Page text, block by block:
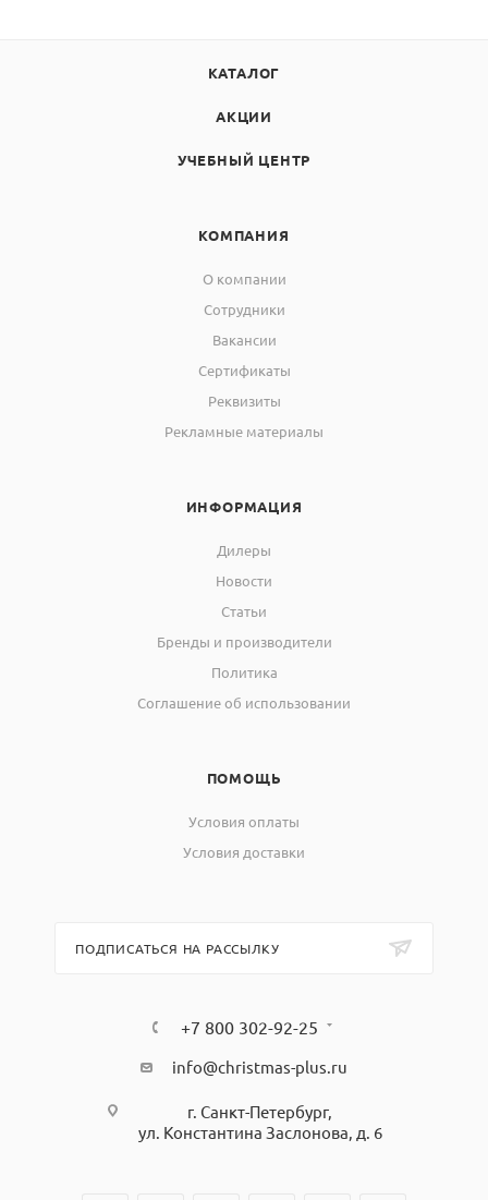
вызванного нелинейностью
фотоприемной системы (по
максимальному сигналу), %,
30
Время непрерывной работы
анализатора, ч, не менее
Габаритные размеры, мм, не
530х450х380
Масса, кг, не более 32
Потребляемая мощность,
110
Средняя наработка на отказ,
Средний срок службы
атмосферное давление, кПа
при температуре 25 °С %, не
80
КАТАЛОГ
АКЦИИ
УЧЕБНЫЙ ЦЕНТР
КОМПАНИЯ
О компании
Сотрудники
Вакансии
Сертификаты
Реквизиты
Рекламные материалы
ИНФОРМАЦИЯ
Дилеры
Новости
Статьи
Бренды и производители
Политика
Соглашение об использовании
ПОМОЩЬ
Условия оплаты
Условия доставки
ПОДПИСАТЬСЯ НА РАССЫЛКУ
+7 800 302-92-25
info@christmas-plus.ru
г. Санкт-Петербург,
ул. Константина Заслонова, д. 6